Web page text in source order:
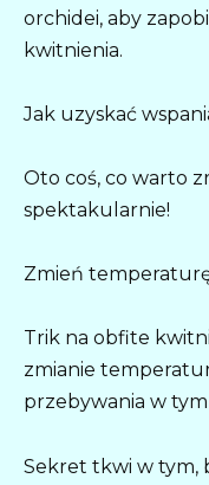
orchidei, aby
kwitnienia.
Jak uzyskać
Oto coś, co warto
spektakularnie!
Zmień
Trik na obfite
zmianie
przebywania w
Sekret tkwi w tym,